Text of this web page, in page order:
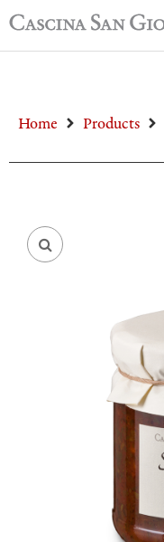
Home Products